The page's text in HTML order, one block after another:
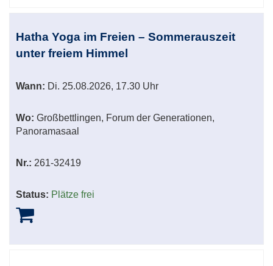
Hatha Yoga im Freien – Sommerauszeit
unter freiem Himmel
Wann: Di. 25.08.2026, 17.30 Uhr
Wo: Großbettlingen, Forum der Generationen,
Panoramasaal
Nr.: 261-32419
Status: Plätze frei